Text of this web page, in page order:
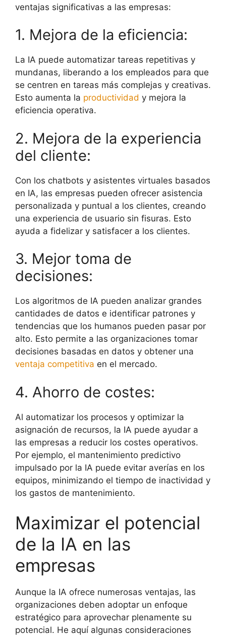
ventajas significativas a las empresas:
1. Mejora de la eficiencia:
La IA puede automatizar tareas repetitivas y
mundanas, liberando a los empleados para que
se centren en tareas más complejas y creativas.
Esto aumenta la productividad y mejora la
eficiencia operativa.
2. Mejora de la experiencia
del cliente:
Con los chatbots y asistentes virtuales basados
en IA, las empresas pueden ofrecer asistencia
personalizada y puntual a los clientes, creando
una experiencia de usuario sin fisuras. Esto
ayuda a fidelizar y satisfacer a los clientes.
3. Mejor toma de
decisiones:
Los algoritmos de IA pueden analizar grandes
cantidades de datos e identificar patrones y
tendencias que los humanos pueden pasar por
alto. Esto permite a las organizaciones tomar
decisiones basadas en datos y obtener una
ventaja competitiva en el mercado.
4. Ahorro de costes:
Al automatizar los procesos y optimizar la
asignación de recursos, la IA puede ayudar a
las empresas a reducir los costes operativos.
Por ejemplo, el mantenimiento predictivo
impulsado por la IA puede evitar averías en los
equipos, minimizando el tiempo de inactividad y
los gastos de mantenimiento.
Maximizar el potencial
de la IA en las
empresas
Aunque la IA ofrece numerosas ventajas, las
organizaciones deben adoptar un enfoque
estratégico para aprovechar plenamente su
potencial. He aquí algunas consideraciones